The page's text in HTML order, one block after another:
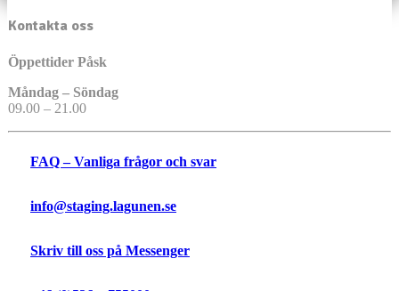
Kontakta oss
Öppettider Påsk
Måndag – Söndag
09.00 – 21.00
FAQ – Vanliga frågor och svar
info@staging.lagunen.se
Skriv till oss på Messenger